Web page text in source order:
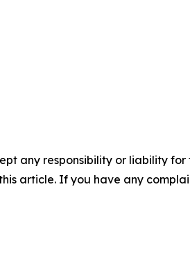
any responsibility or liability
article. If you have any